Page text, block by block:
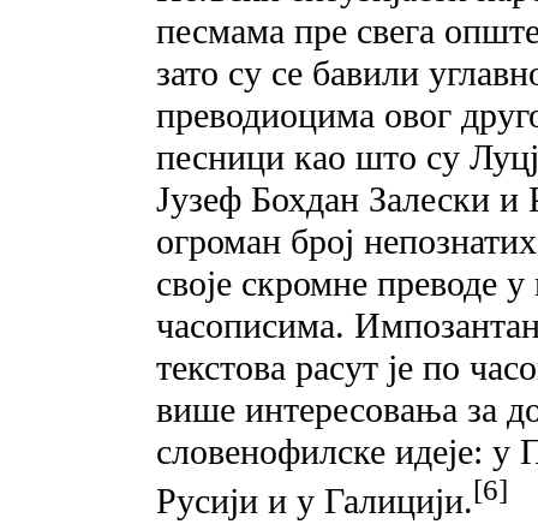
песмама пре свега
зато су се бавили
преводиоцима овог
песници као што су
Јузеф Бохдан Залески
огроман број
своје скромне преводе
часописима.
текстова расут је по
више интересовања за
словенофилске идеје:
Русији и у Галицији.[6]